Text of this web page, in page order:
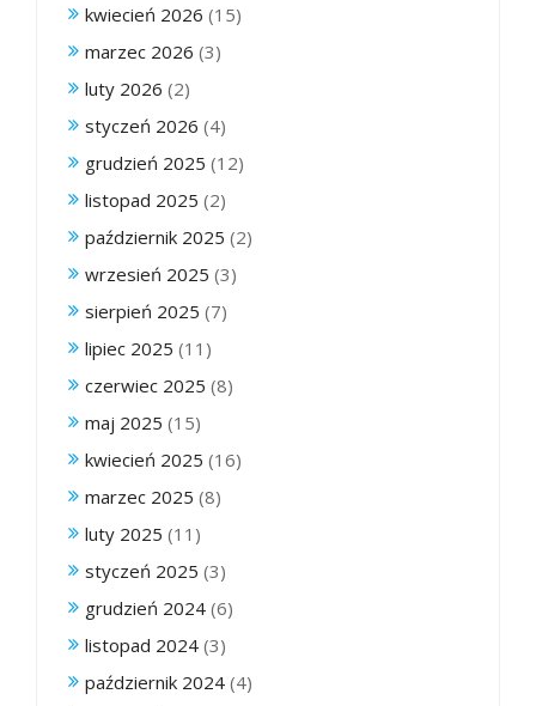
kwiecień 2026 (15)
marzec 2026 (3)
luty 2026 (2)
styczeń 2026 (4)
grudzień 2025 (12)
listopad 2025 (2)
październik 2025 (2)
wrzesień 2025 (3)
sierpień 2025 (7)
lipiec 2025 (11)
czerwiec 2025 (8)
maj 2025 (15)
kwiecień 2025 (16)
marzec 2025 (8)
luty 2025 (11)
styczeń 2025 (3)
grudzień 2024 (6)
listopad 2024 (3)
październik 2024 (4)